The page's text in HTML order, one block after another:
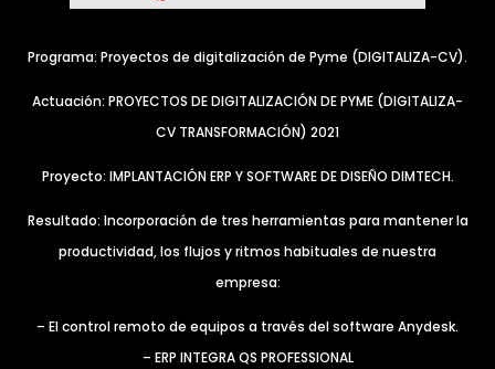
Programa: Proyectos de digitalización de Pyme (DIGITALIZA-CV).
Actuación: PROYECTOS DE DIGITALIZACIÓN DE PYME (DIGITALIZA-
CV TRANSFORMACIÓN) 2021
Proyecto: IMPLANTACIÓN ERP Y SOFTWARE DE DISEÑO DIMTECH.
Resultado: Incorporación de tres herramientas para mantener la
productividad, los flujos y ritmos habituales de nuestra
empresa:
– El control remoto de equipos a través del software Anydesk.
– ERP INTEGRA QS PROFESSIONAL